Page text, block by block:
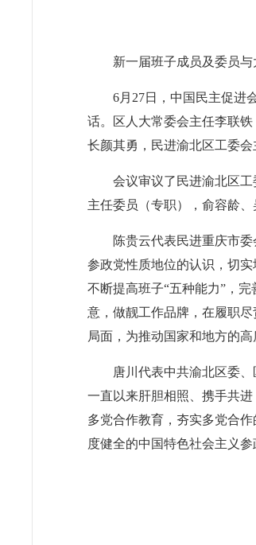
新一届班子成员及委员
6月27日，中国民主促进
话。区人大常委会主任李联
长颜其勇，民进渝北区工委
会议审议了民进渝北区工
主任委员（专职），俞容龄
陈贵云代表民进重庆市
参政党性质地位的认识，切
不断提高班子“五种能力”，
意，做靓工作品牌，在履职
局面，为推动国家和地方的
唐川代表中共渝北区委
一直以来肝胆相照、携手共
多党合作教育，夯实多党合作
度健全的中国特色社会主义参